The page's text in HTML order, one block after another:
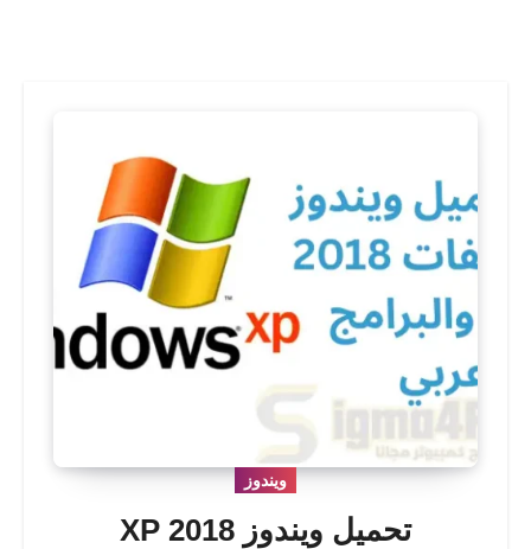
ويندوز
تحميل ويندوز XP 2018